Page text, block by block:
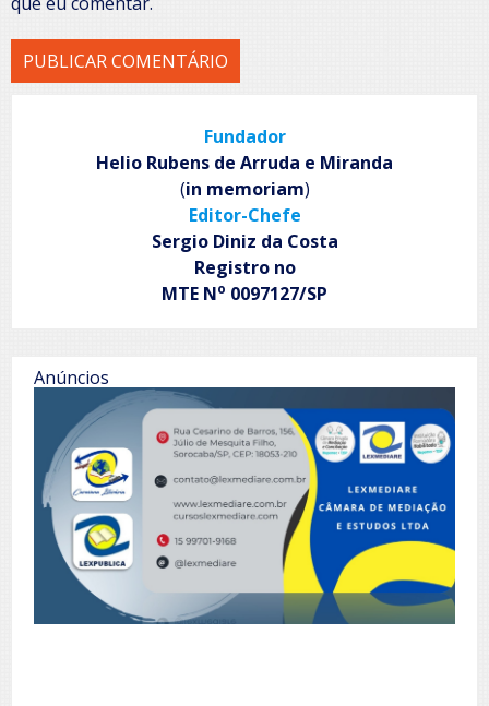
Fundador
Helio Rubens de Arruda e Miranda
(in memoriam)
Editor-Chefe
Sergio Diniz da Costa
Registro no
MTE No 0097127/SP
Anúncios